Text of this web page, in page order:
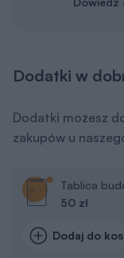
Dodatki w
Dodatki możesz
zakupów u
Tablica
50 zł
Dodaj do